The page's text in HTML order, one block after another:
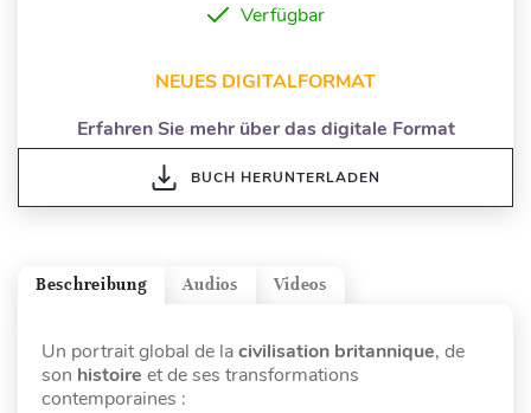
Verfügbar
NEUES DIGITALFORMAT
Erfahren Sie mehr über das digitale Format
BUCH HERUNTERLADEN
Videos
Audios
Beschreibung
Un portrait global de lacivilisation britannique, de
son histoire et de ses transformations
contemporaines :